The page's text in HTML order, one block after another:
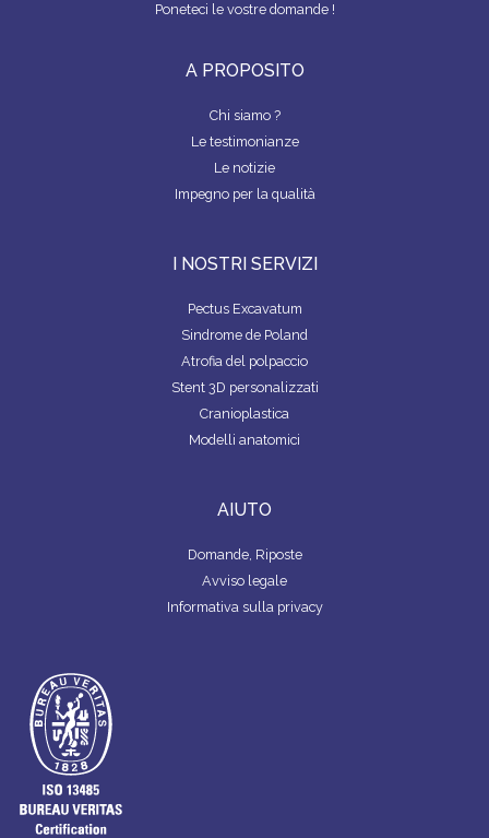
Poneteci le vostre domande !
A PROPOSITO
Chi siamo ?
Le testimonianze
Le notizie
Impegno per la qualità
I NOSTRI SERVIZI
Pectus Excavatum
Sindrome de Poland
Atrofia del polpaccio
Stent 3D personalizzati
Cranioplastica
Modelli anatomici
AIUTO
Domande, Riposte
Avviso legale
Informativa sulla privacy